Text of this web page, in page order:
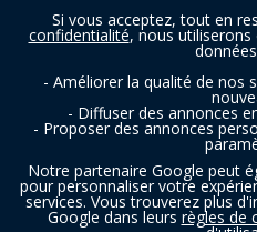
Si vous acceptez, tout en
confidentialité, nous
- Améliorer la qualité de nos
- Diffuser des annonces
- Proposer des annonces
Notre partenaire Google peut
pour personnaliser votre
services. Vous trouverez plus
Google dans leurs règles de
SUIVEZ-NOUS
Copyright © 2016 - 2026